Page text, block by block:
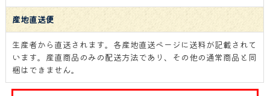
産地直送便
生産者から直送されます。各産地直送ページに送料が記載されて
います。産直商品のみの配送方法であり、その他の通常商品と同
梱はできません。